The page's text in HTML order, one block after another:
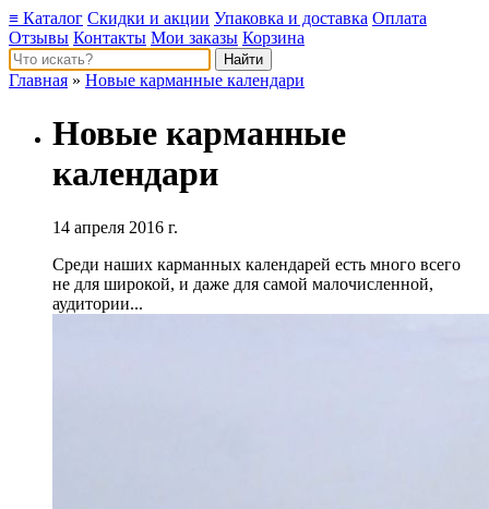
≡ Каталог Скидки и акции Упаковка и доставка Оплата
Отзывы Контакты Мои заказы Корзина
Главная » Новые карманные календари
Новые карманные
календари
14 апреля 2016 г.
Среди наших карманных календарей есть много всего
не для широкой, и даже для самой малочисленной,
аудитории...